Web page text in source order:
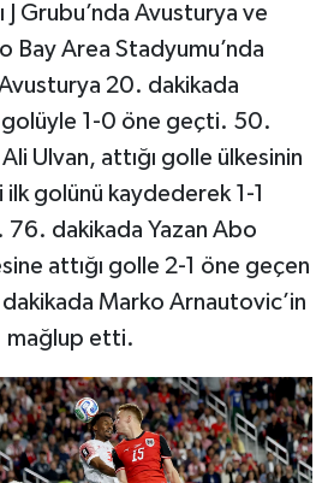
J Grubu’nda Avusturya ve
Bay Area Stadyumu’nda
Avusturya 20. dakikada
golüyle 1-0 öne geçti. 50.
Ulvan, attığı golle ülkesinin
ilk golünü kaydederek 1-1
76. dakikada Yazan Abo
attığı golle 2-1 öne geçen
Marko Arnautovic’in
mağlup etti.